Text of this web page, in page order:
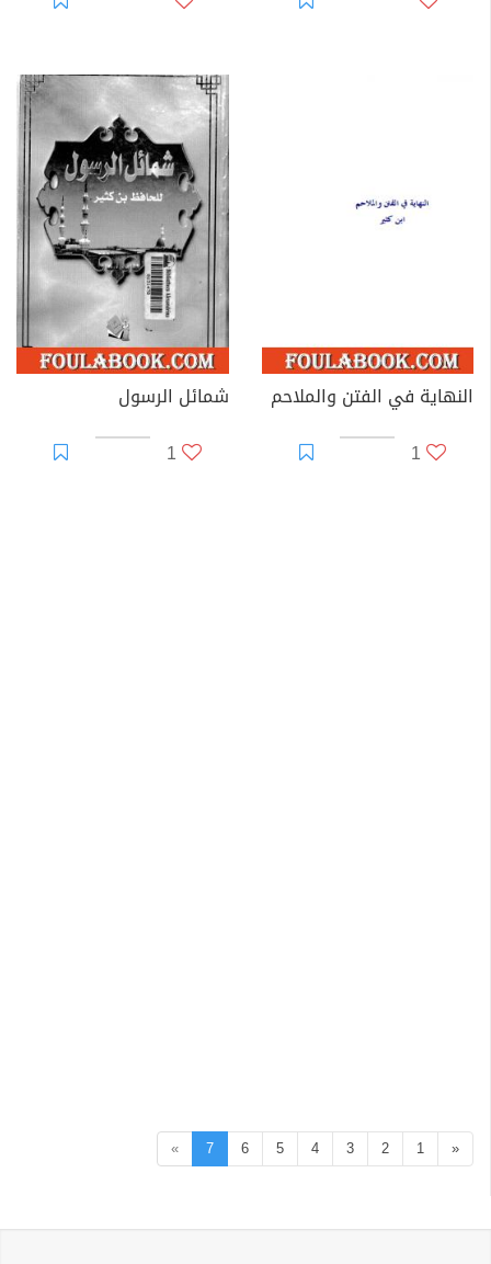
النهاية في الفتن والملاحم
1
شمائل الرسول
1
«
1
2
3
4
5
6
7
»